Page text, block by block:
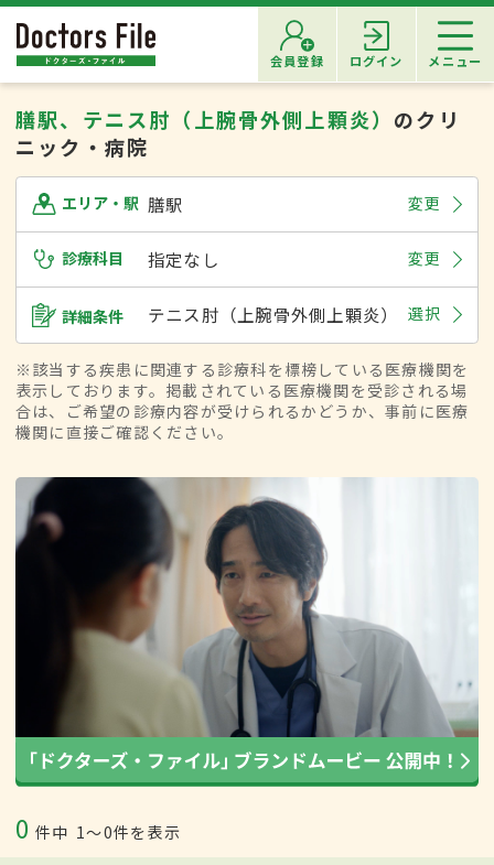
会員登録 ログイン メニュー
膳駅、テニス肘（上腕骨外側上顆炎） のクリ
ニック・病院
エリア・駅 膳駅 変更
診療科目 指定なし 変更
詳細条件 テニス肘（上腕骨外側上顆炎） 選択
※該当する疾患に関連する診療科を標榜している医療機関を
表示しております。掲載されている医療機関を受診される場
合は、ご希望の診療内容が受けられるかどうか、事前に医療
機関に直接ご確認ください。
0 件中 1〜0件を表示